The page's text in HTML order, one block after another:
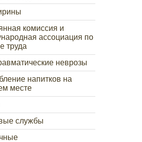
комиссия и
ассоциация по
труда
неврозы
напитков на
месте
службы